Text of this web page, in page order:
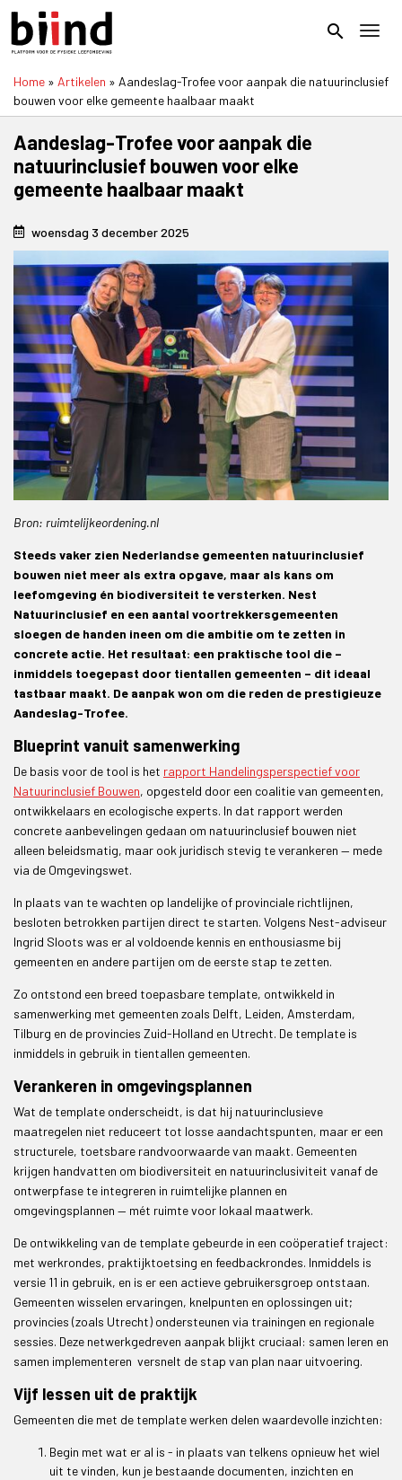
Overslaan
naar
inhoud
gaan
search
Home Artikelen
Aandeslag-Trofee voor aanpak die natuurinclusief
bouwen voor elke gemeente haalbaar maakt
Aandeslag-Trofee voor aanpak die
natuurinclusief bouwen voor elke
gemeente haalbaar maakt
woensdag 3 december 2025
Bron: ruimtelijkeordening.nl
Steeds vaker zien Nederlandse gemeenten natuurinclusief
bouwen niet meer als extra opgave, maar als kans om
leefomgeving én biodiversiteit te versterken. Nest
Natuurinclusief en een aantal voortrekkersgemeenten
sloegen de handen ineen om die ambitie om te zetten in
concrete actie. Het resultaat: een praktische tool die –
inmiddels toegepast door tientallen gemeenten – dit ideaal
tastbaar maakt. De aanpak won om die reden de prestigieuze
Aandeslag-Trofee.
Blueprint vanuit samenwerking
De basis voor de tool is het rapport Handelingsperspectief voor
Natuurinclusief Bouwen, opgesteld door een coalitie van gemeenten,
ontwikkelaars en ecologische experts. In dat rapport werden
concrete aanbevelingen gedaan om natuurinclusief bouwen niet
alleen beleidsmatig, maar ook juridisch stevig te verankeren — mede
via de Omgevingswet.
In plaats van te wachten op landelijke of provinciale richtlijnen,
besloten betrokken partijen direct te starten. Volgens Nest-adviseur
Ingrid Sloots was er al voldoende kennis en enthousiasme bij
gemeenten en andere partijen om de eerste stap te zetten.
Zo ontstond een breed toepasbare template, ontwikkeld in
samenwerking met gemeenten zoals Delft, Leiden, Amsterdam,
Tilburg en de provincies Zuid-Holland en Utrecht. De template is
inmiddels in gebruik in tientallen gemeenten.
Verankeren in omgevingsplannen
Wat de template onderscheidt, is dat hij natuurinclusieve
maatregelen niet reduceert tot losse aandachtspunten, maar er een
structurele, toetsbare randvoorwaarde van maakt. Gemeenten
krijgen handvatten om biodiversiteit en natuurinclusiviteit vanaf de
ontwerpfase te integreren in ruimtelijke plannen en
omgevingsplannen — mét ruimte voor lokaal maatwerk.
De ontwikkeling van de template gebeurde in een coöperatief traject:
met werkrondes, praktijktoetsing en feedbackrondes. Inmiddels is
versie 11 in gebruik, en is er een actieve gebruikersgroep ontstaan.
Gemeenten wisselen ervaringen, knelpunten en oplossingen uit;
provincies (zoals Utrecht) ondersteunen via trainingen en regionale
sessies. Deze netwerkgedreven aanpak blijkt cruciaal: samen leren en
samen implementeren versnelt de stap van plan naar uitvoering.
Vijf lessen uit de praktijk
Gemeenten die met de template werken delen waardevolle inzichten:
Begin met wat er al is - in plaats van telkens opnieuw het wiel
uit te vinden, kun je bestaande documenten, inzichten en